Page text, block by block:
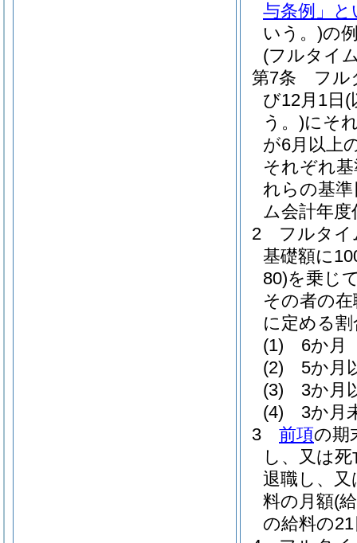
与条例」と
いう。)の
(フルタイ
第7条
フル
び12月1日 (
う。)にそ
が6月以上
それぞれ
れらの基
ム会計年
2
フルタイ
基礎額に
80)を乗じ
その者の
に定める
(1)
6か月
(2)
5か月
(3)
3か月
(4)
3か月
3
前項の期
し、又は
退職し、
料の月額(
の給料の